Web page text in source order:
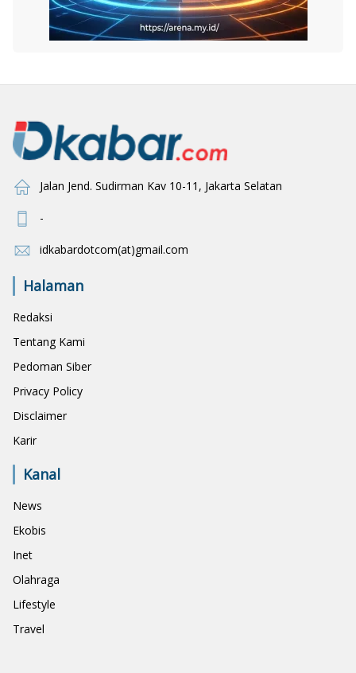
Jalan Jend. Sudirman Kav 10-11, Jakarta Selatan
-
idkabardotcom(at)gmail.com
Halaman
Redaksi
Tentang Kami
Pedoman Siber
Privacy Policy
Disclaimer
Karir
Kanal
News
Ekobis
Inet
Olahraga
Lifestyle
Travel